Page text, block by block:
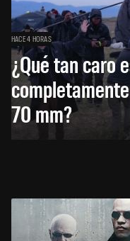
HACE 4 HORAS
¿Qué tan caro
70 mm?